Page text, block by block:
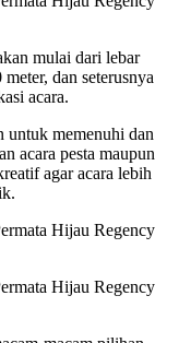
mulai dari lebar
dan seterusnya
acara.
untuk memenuhi dan
acara pesta maupun
agar acara lebih